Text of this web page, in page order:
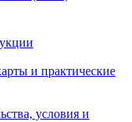
и практические
условия и